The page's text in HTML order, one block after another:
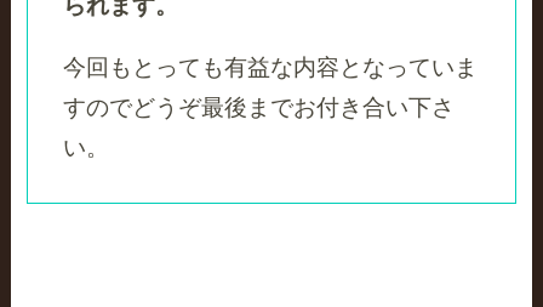
今回もとっても有益な内容となっていま
すのでどうぞ最後までお付き合い下さ
い。